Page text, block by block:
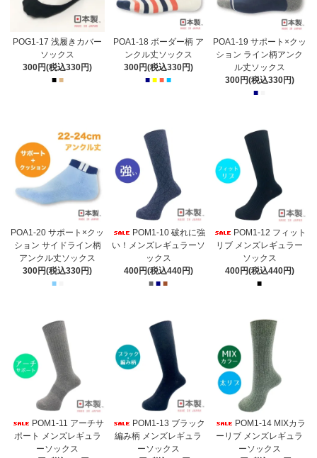
POG1-17 浅履きカバー
ソックス
300円(税込330円)
■ ■
POA1-18 ボーダー柄 ア
ンクル丈ソックス
300円(税込330円)
■ ■ ■ ■
POA1-19 サポート×クッ
ション ライン柄アンク
ル丈ソックス
300円(税込330円)
■
POA1-20 サポート×クッ
ション サイドライン柄
アンクル丈ソックス
300円(税込330円)
■
POM1-10 破れに強
い！メンズレギュラーソ
ックス
400円(税込440円)
■ ■ ■
POM1-12 フィット
リブ メンズレギュラー
ソックス
400円(税込440円)
■
POM1-11 アーチサ
ポート メンズレギュラ
ーソックス
POM1-13 ブラック
編み柄 メンズレギュラ
ーソックス
POM1-14 MIXカラ
ーリブ メンズレギュラ
ーソックス